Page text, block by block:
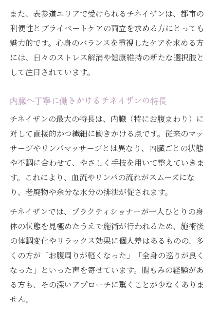
また、表参道エリアで受けられるチネイザンは、都市の
利便性とプライベートケアの両立を求める方にとっても
魅力的です。心身のバランスを重視したケアを求める方
には、日々のストレス解消や健康維持の新たな選択肢と
して注目されています。
内臓へ丁寧に働きかけるチネイザンの特長
チネイザンの最大の特長は、内臓（特にお腹まわり）に
対して直接的かつ繊細に働きかける点です。従来のマッ
サージやリンパマッサージとは異なり、内臓ごとの状態
や不調に合わせて、やさしく手技を用いて整えていきま
す。これにより、血流やリンパの流れがスムーズにな
り、老廃物や余分な水分の排泄が促されます。
チネイザンでは、プラクティショナーが一人ひとりの身
体の状態を見極めたうえで施術が行われるため、施術後
の体調変化やリラックス効果に個人差はあるものの、多
くの方が「お腹周りが軽くなった」「全身の巡りが良く
なった」といった声を寄せています。腸もみの経験があ
る方も、その深いアプローチに驚くことが少なくありま
せん。